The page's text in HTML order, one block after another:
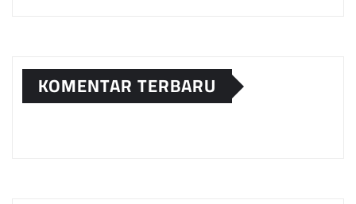
KOMENTAR TERBARU